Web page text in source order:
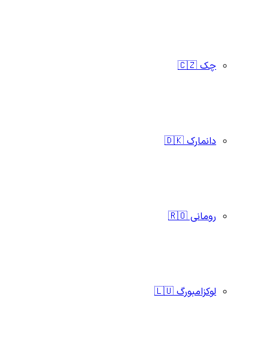
چک 🇨🇿
دانمارک 🇩🇰
رومانی 🇷🇴
لوکزامبورگ 🇱🇺